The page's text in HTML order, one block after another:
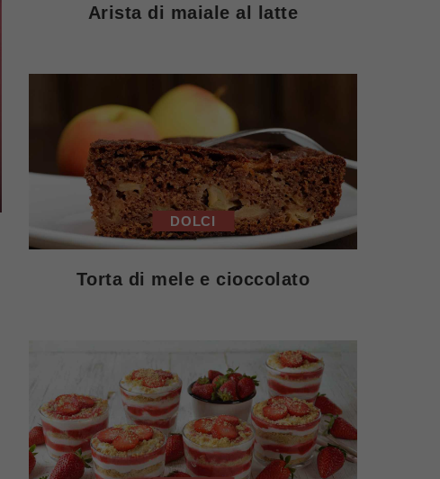
Arista di maiale al latte
DOLCI
Torta di mele e cioccolato